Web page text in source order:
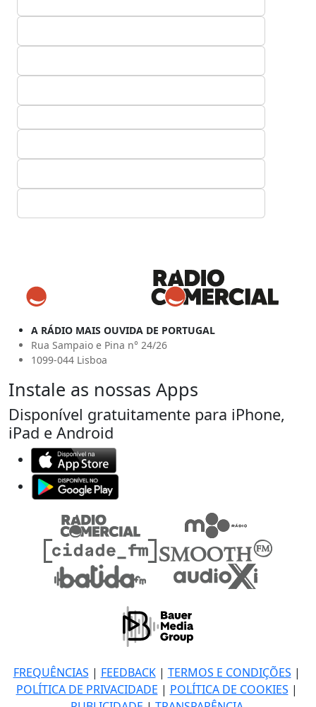
A RÁDIO MAIS OUVIDA DE PORTUGAL
Rua Sampaio e Pina n° 24/26
1099-044 Lisboa
Instale as nossas Apps
Disponível gratuitamente para iPhone,
iPad e Android
FREQUÊNCIAS | FEEDBACK| TERMOS E CONDIÇÕES |
POLÍTICA DE PRIVACIDADE | POLÍTICA DE COOKIES |